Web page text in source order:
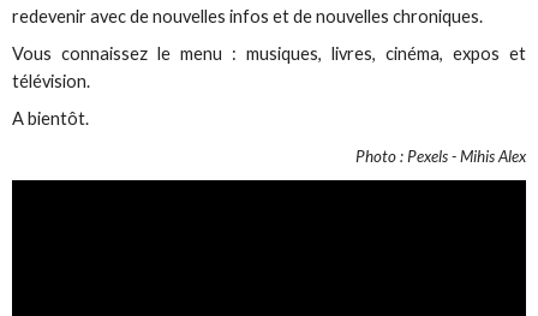
redevenir avec de nouvelles infos et de nouvelles chroniques.
Vous connaissez le menu : musiques, livres, cinéma, expos et
télévision.
A bientôt.
Photo : Pexels - Mihis Alex